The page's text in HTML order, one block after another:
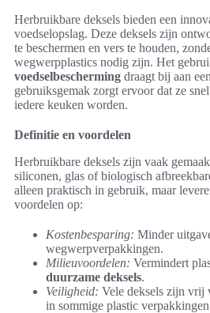
Herbruikbare deksels bieden een
voedselopslag. Deze deksels zijn
te beschermen en vers te houden,
wegwerpplastics nodig zijn. Het
voedselbescherming draagt bij aan
gebruiksgemak zorgt ervoor dat ze
iedere keuken worden.
Definitie en voordelen
Herbruikbare deksels zijn vaak
siliconen, glas of biologisch
alleen praktisch in gebruik, maar
voordelen op:
Kostenbesparing: Minder
wegwerpverpakkingen.
Milieuvoordelen: Vermindert
duurzame deksels.
Veiligheid: Vele deksels zijn vrij
in sommige plastic